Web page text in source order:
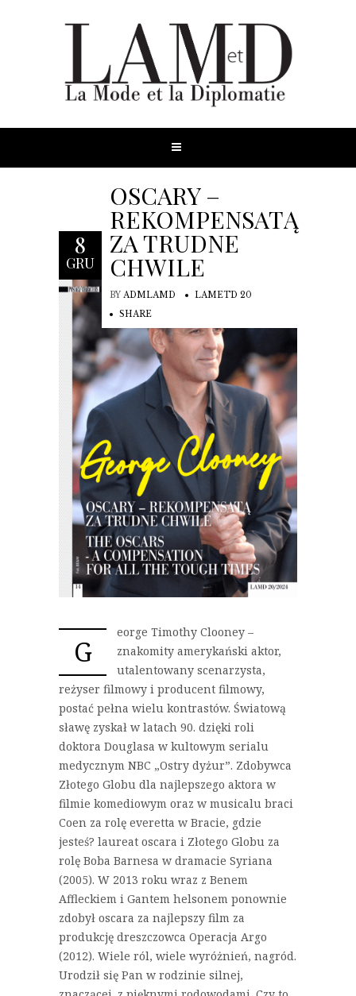
8
GRU
OSCARY –
REKOMPENSATĄ
ZA TRUDNE
CHWILE
BY ADMLAMD
LAMETD 20
SHARE
G
eorge Timothy Clooney –
znakomity amerykański aktor,
utalentowany scenarzysta,
reżyser filmowy i producent filmowy,
postać pełna wielu kontrastów. Światową
sławę zyskał w latach 90. dzięki roli
doktora Douglasa w kultowym serialu
medycznym NBC „Ostry dyżur”. Zdobywca
Złotego Globu dla najlepszego aktora w
filmie komediowym oraz w musicalu braci
Coen za rolę everetta w Bracie, gdzie
jesteś? laureat oscara i Złotego Globu za
rolę Boba Barnesa w dramacie Syriana
(2005). W 2013 roku wraz z Benem
Affleckiem i Gantem helsonem ponownie
zdobył oscara za najlepszy film za
produkcję dreszczowca Operacja Argo
(2012). Wiele ról, wiele wyróżnień, nagród.
Urodził się Pan w rodzinie silnej,